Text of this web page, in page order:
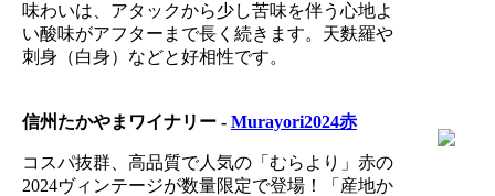
味わいは、アタックから少し苦味を伴う心地よ
い酸味がアフターまで長く続きます。天麩羅や
刺身（白身）などと好相性です。
信州たかやまワイナリー - Murayori2024赤
コスパ抜群、高品質で人気の「むらより」赤の
2024ヴィンテージが数量限定で登場！「産地か